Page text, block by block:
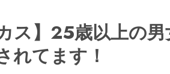
カス】25歳以上の
れてます！